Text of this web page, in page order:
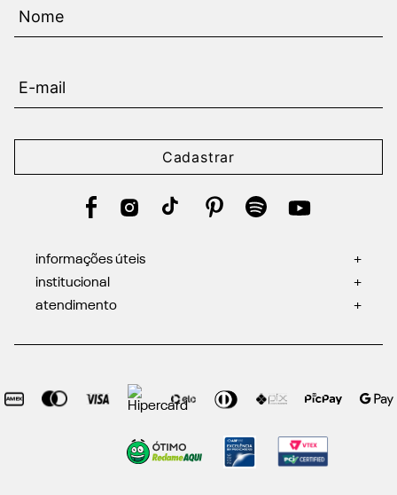
Cadastrar
informações úteis
+
institucional
+
atendimento
+